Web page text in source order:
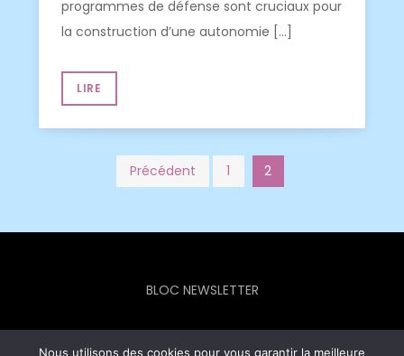
programmes de défense sont cruciaux pour
la construction d’une autonomie […]
LIRE
Pagination
des
publications
Précédent 1 2
BLOC NEWSLETTER
Nous utilisons des cookies pour vous garantir la meilleure